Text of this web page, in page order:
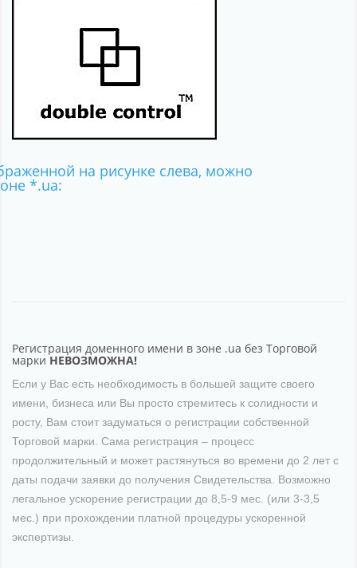
на рисунке слева, можно
*.ua:
Регистрация доменного имени в зоне .ua без Торговой
маркиНЕВОЗМОЖНА!
Если у Вас есть необходимость в большей защите своего
имени, бизнеса или Вы просто стремитесь к солидности и
росту, Вам стоит задуматься о регистрации собственной
Торговой марки. Сама регистрация – процесс
продолжительный и может растянуться во времени до 2 лет с
даты подачи заявки до получения Свидетельства. Возможно
легальное ускорение регистрации до 8,5-9 мес. (или 3-3,5
мес.) при прохождении платной процедуры ускоренной
экспертизы.